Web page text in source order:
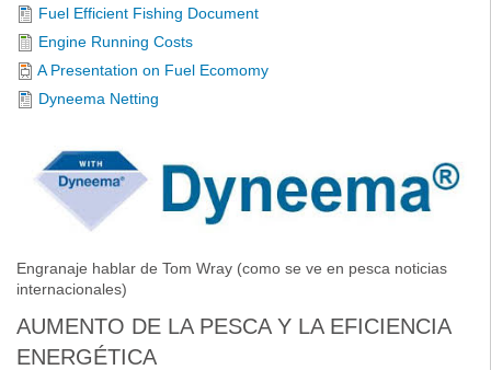
Fuel Efficient Fishing Document
Engine Running Costs
A Presentation on Fuel Ecomomy
Dyneema Netting
Engranaje hablar de Tom Wray (como se ve en pesca noticias
internacionales)
AUMENTO DE LA PESCA Y LA EFICIENCIA
ENERGÉTICA